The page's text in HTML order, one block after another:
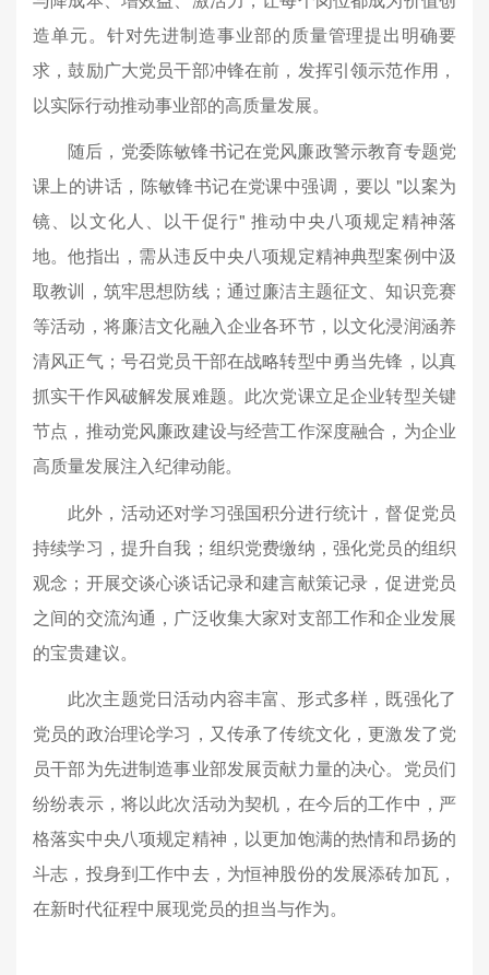
造单元。针对先进制造事业部的质量管理提出明确要
求，鼓励广大党员干部冲锋在前，发挥引领示范作用，
以实际行动推动事业部的高质量发展。
随后，党委陈敏锋书记在党风廉政警示教育专题党
课上的讲话，陈敏锋书记在党课中强调，要以 "以案为
镜、以文化人、以干促行" 推动中央八项规定精神落
地。他指出，需从违反中央八项规定精神典型案例中汲
取教训，筑牢思想防线；通过廉洁主题征文、知识竞赛
等活动，将廉洁文化融入企业各环节，以文化浸润涵养
清风正气；号召党员干部在战略转型中勇当先锋，以真
抓实干作风破解发展难题。此次党课立足企业转型关键
节点，推动党风廉政建设与经营工作深度融合，为企业
高质量发展注入纪律动能。
此外，活动还对学习强国积分进行统计，督促党员
持续学习，提升自我；组织党费缴纳，强化党员的组织
观念；开展交谈心谈话记录和建言献策记录，促进党员
之间的交流沟通，广泛收集大家对支部工作和企业发展
的宝贵建议。
此次主题党日活动内容丰富、形式多样，既强化了
党员的政治理论学习，又传承了传统文化，更激发了党
员干部为先进制造事业部发展贡献力量的决心。党员们
纷纷表示，将以此次活动为契机，在今后的工作中，严
格落实中央八项规定精神，以更加饱满的热情和昂扬的
斗志，投身到工作中去，为恒神股份的发展添砖加瓦，
在新时代征程中展现党员的担当与作为。